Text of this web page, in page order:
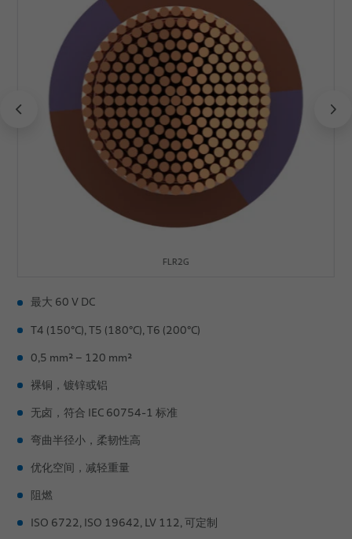
FLR2G
最大 60 V DC
T4 (150°C), T5 (180°C), T6 (200°C)
0,5 mm² – 120 mm²
裸铜，镀锌或铝
无卤，符合 IEC 60754-1 标准
弯曲半径小，柔韧性高
优化空间，减轻重量
阻燃
ISO 6722, ISO 19642, LV 112, 可定制